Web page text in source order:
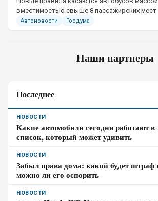
вместимостью свыше 8 пассажирских мест
Автоновости Госдума
Наши партнеры
Последнее
НОВОСТИ
Какие автомобили сегодня работают
список, который может удивить
НОВОСТИ
Забыл права дома: какой будет штраф
можно ли его оспорить
НОВОСТИ